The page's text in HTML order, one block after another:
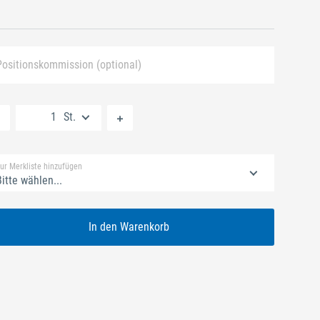
(optional)
St.
Merkliste hinzufügen
wählen...
In den Warenkorb